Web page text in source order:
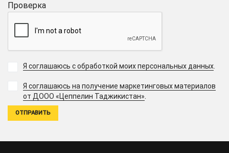
Проверка
Я соглашаюсь с обработкой моих персональных данных.
Я соглашаюсь на получение маркетинговых материалов
от ДООО «Цеппелин Таджикистан».